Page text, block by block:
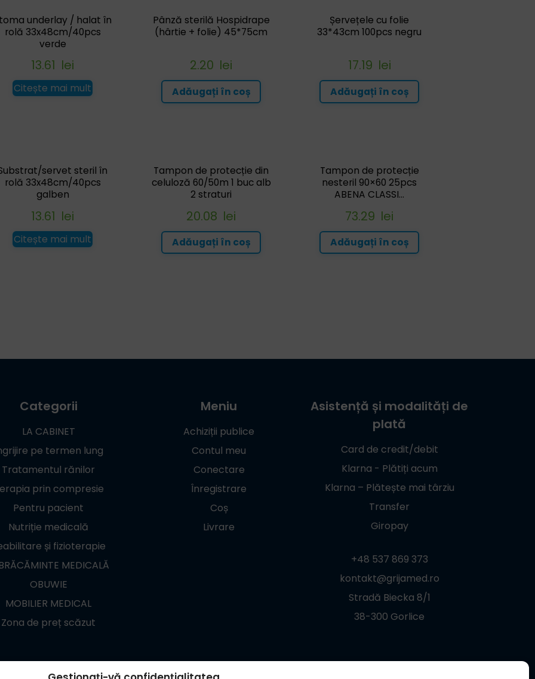
underlay / halat în
rolă 33x48cm/40pcs
verde
13.61 lei
Citește mai mult
Pânză sterilă Hospidrape
(hârtie + folie) 45*75cm
2.20 lei
Adăugați în coș
Șervețele cu folie
33*43cm 100pcs negru
17.19 lei
Adăugați în coș
servet steril în
rolă 33x48cm/40pcs
galben
13.61 lei
Citește mai mult
Tampon de protecție din
celuloză 60/50m 1 buc alb
2 straturi
20.08 lei
Adăugați în coș
Tampon de protecție
nesteril 90×60 25pcs
ABENA CLASSI...
73.29 lei
Adăugați în coș
Categorii
LA CABINET
pe termen lung
Tratamentul rănilor
prin compresie
Pentru pacient
Nutriție medicală
și fizioterapie
MEDICALĂ
OBUWIE
MOBILIER MEDICAL
Zona de preț scăzut
Meniu
Achiziții publice
Contul meu
Conectare
Înregistrare
Coș
Livrare
Asistență și modalități de
plată
Card de credit/debit
Klarna - Plătiți acum
Klarna – Plătește mai târziu
Transfer
Giropay
+48 537 869 373
kontakt@grijamed.ro
Stradă Biecka 8/1
38-300 Gorlice